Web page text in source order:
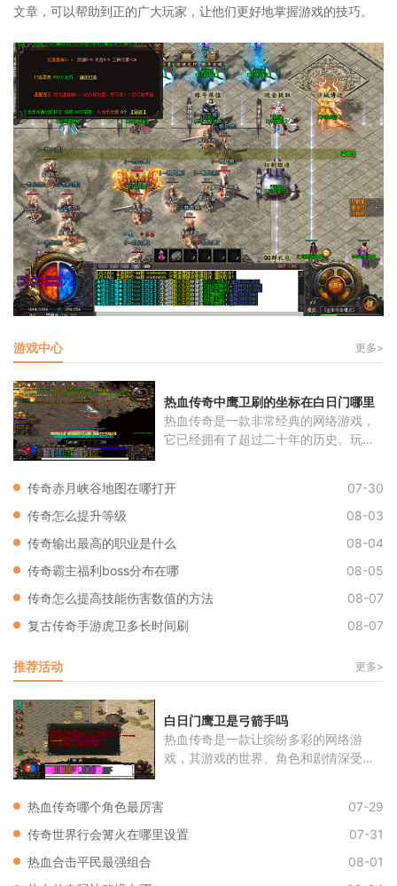
文章，可以帮助到正的广大玩家，让他们更好地掌握游戏的技巧。
游戏中心 更多>
热血传奇中鹰卫刷的坐标在白日门哪里
热血传奇是一款非常经典的网络游戏，
它已经拥有了超过二十年的历史。玩家
传奇赤月峡谷地图在哪打开
07-30
传奇怎么提升等级
08-03
传奇输出最高的职业是什么
08-04
传奇霸主福利boss分布在哪
08-05
传奇怎么提高技能伤害数值的方法
08-07
复古传奇手游虎卫多长时间刷
08-07
推荐活动 更多>
白日门鹰卫是弓箭手吗
热血传奇是一款让缤纷多彩的网络游
戏，其游戏的世界、角色和剧情深受玩
热血传奇哪个角色最厉害
07-29
传奇世界行会篝火在哪里设置
07-31
热血合击平民最强组合
08-01